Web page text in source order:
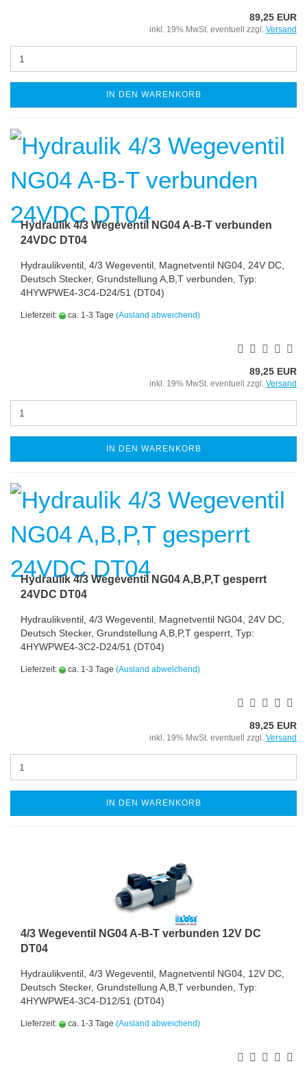
89,25 EUR
inkl. 19% MwSt. eventuell zzgl. Versand
IN DEN WARENKORB
Hydraulik 4/3 Wegeventil NG04 A-B-T verbunden
24VDC DT04
Hydraulikventil, 4/3 Wegeventil, Magnetventil NG04, 24V DC,
Deutsch Stecker, Grundstellung A,B,T verbunden, Typ:
4HYWPWE4-3C4-D24/51 (DT04)
Lieferzeit: ca. 1-3 Tage (Ausland abweichend)
89,25 EUR
inkl. 19% MwSt. eventuell zzgl. Versand
IN DEN WARENKORB
Hydraulik 4/3 Wegeventil NG04 A,B,P,T gesperrt
24VDC DT04
Hydraulikventil, 4/3 Wegeventil, Magnetventil NG04, 24V DC,
Deutsch Stecker, Grundstellung A,B,P,T gesperrt, Typ:
4HYWPWE4-3C2-D24/51 (DT04)
Lieferzeit: ca. 1-3 Tage (Ausland abweichend)
89,25 EUR
inkl. 19% MwSt. eventuell zzgl. Versand
IN DEN WARENKORB
4/3 Wegeventil NG04 A-B-T verbunden 12V DC
DT04
Hydraulikventil, 4/3 Wegeventil, Magnetventil NG04, 12V DC,
Deutsch Stecker, Grundstellung A,B,T verbunden, Typ:
4HYWPWE4-3C4-D12/51 (DT04)
Lieferzeit: ca. 1-3 Tage (Ausland abweichend)